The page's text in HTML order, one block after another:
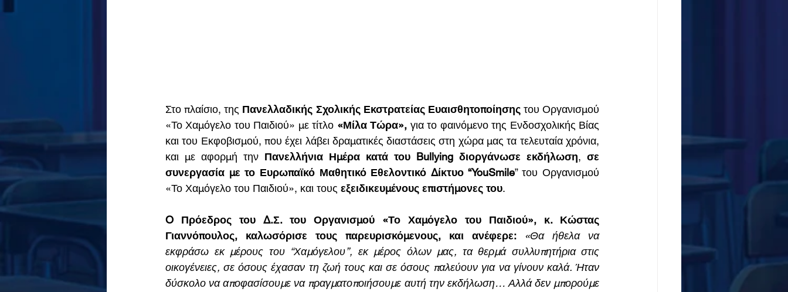
Στο πλαίσιο, της Πανελλαδικής Σχολικής Εκστρατείας Ευαισθητοποίησης του Οργανισμού
«Το Χαμόγελο του Παιδιού» με τίτλο «Μίλα Τώρα», για το φαινόμενο της Ενδοσχολικής Βίας
και του Εκφοβισμού, που έχει λάβει δραματικές διαστάσεις στη χώρα μας τα τελευταία χρόνια,
και με αφορμή την Πανελλήνια Ημέρα κατά του Bullying διοργάνωσε εκδήλωση, σε
συνεργασία με το Ευρωπαϊκό Μαθητικό Εθελοντικό Δίκτυο “YouSmile” του Οργανισμού
«Το Χαμόγελο του Παιδιού», και τους εξειδικευμένους επιστήμονες του.
O Πρόεδρος του Δ.Σ. του Οργανισμού «Το Χαμόγελο του Παιδιού», κ. Κώστας
Γιαννόπουλος, καλωσόρισε τους παρευρισκόμενους, και ανέφερε: «Θα ήθελα να
εκφράσω εκ μέρους του ‘‘Χαμόγελου’’, εκ μέρος όλων μας, τα θερμά συλλυπητήρια στις
οικογένειες, σε όσους έχασαν τη ζωή τους και σε όσους παλεύουν για να γίνουν καλά. Ήταν
δύσκολο να αποφασίσουμε να πραγματοποιήσουμε αυτή την εκδήλωση… Αλλά δεν μπορούμε